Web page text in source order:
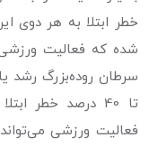
خطر ابتلا به هر
تا 40 درصد خطر
فعالیت ورزشی